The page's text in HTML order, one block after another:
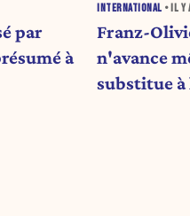
par
à
INTERNATIONAL • IL Y
Franz-
n'avance
substitue